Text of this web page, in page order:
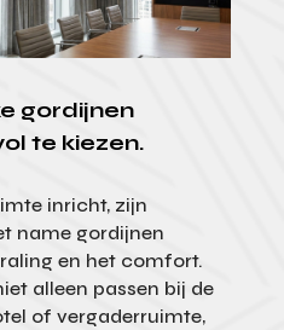
gordijnen
te kiezen.
inricht, zijn
name gordijnen
en het comfort.
alleen passen bij de
of vergaderruimte,